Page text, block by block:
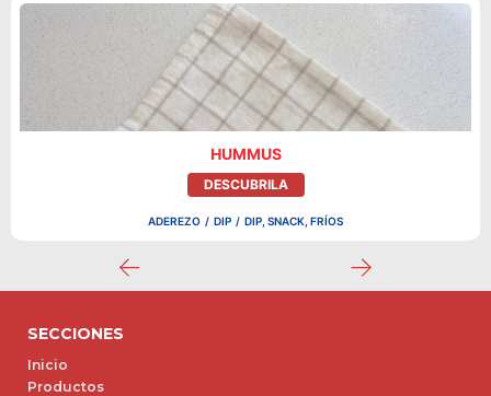
HUMMUS
DESCUBRILA
ADEREZO / DIP / DIP, SNACK, FRÍOS
SECCIONES
Inicio
Productos